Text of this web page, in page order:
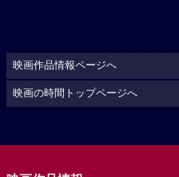
映画作品情報ページへ
映画の時間トップページへ